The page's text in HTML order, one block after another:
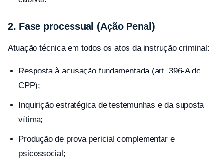
2. Fase processual (Ação Penal)
Atuação técnica em todos os atos da instrução criminal:
Resposta à acusação fundamentada (art. 396-A do
CPP);
Inquirição estratégica de testemunhas e da suposta
vítima;
Produção de prova pericial complementar e
psicossocial;